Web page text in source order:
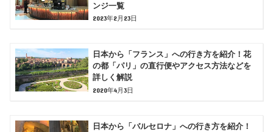
ンジ一覧
2023年2月23日
日本から「フランス」への行き方を紹介！花
の都「パリ」の直行便やアクセス方法などを
詳しく解説
2020年4月3日
日本から「バルセロナ」への行き方を紹介！